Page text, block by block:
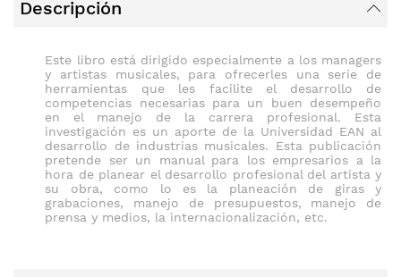
Descripción
Este libro está dirigido especialmente a los managers
y artistas musicales, para ofrecerles una serie de
herramientas que les facilite el desarrollo de
competencias necesarias para un buen desempeño
en el manejo de la carrera profesional. Esta
investigación es un aporte de la Universidad EAN al
desarrollo de industrias musicales. Esta publicación
pretende ser un manual para los empresarios a la
hora de planear el desarrollo profesional del artista y
su obra, como lo es la planeación de giras y
grabaciones, manejo de presupuestos, manejo de
prensa y medios, la internacionalización, etc.